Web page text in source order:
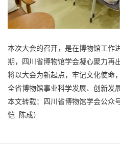
本次大会的召开，是在博物馆工作
期，四川省博物馆学会凝心聚力再
将以大会为新起点，牢记文化使命
全省博物馆事业科学发展、创新发
本文转载：四川省博物馆学会公
恺 陈成）